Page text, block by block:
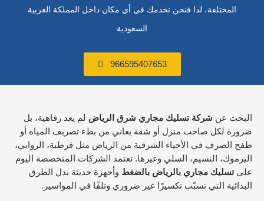
المختلفة، لذا فنحن نخدمك في أي مكان داخل المملكة العربية
السعودية
966595407653
البحث عن شركة تسليك مجاري شرق الرياض لم يعد رفاهية، بل
ضرورة لكل صاحب منزل أو شقة يعاني من بطء تصريف المياه أو
طفح الصرف في الأحياء الشرقية من الرياض مثل قرطبة، الروابي،
اليرموك، النسيم، السلي وغيرها. تعتمد الشركات المتخصصة اليوم
علىتسليك مجاري بالرياض بالضغط وأجهزة حديثة بدل الطرق
البدائية التي تسبّب تكسيرًا غير ضروري وتلفًا في المواسير.​